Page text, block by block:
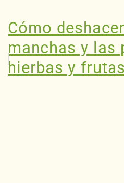
Cómo
manchas y las
hierbas y frutas